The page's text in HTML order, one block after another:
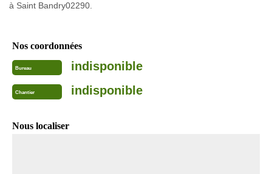
à Saint Bandry02290.
Nos coordonnées
Bureau indisponible
Chantier indisponible
Nous localiser